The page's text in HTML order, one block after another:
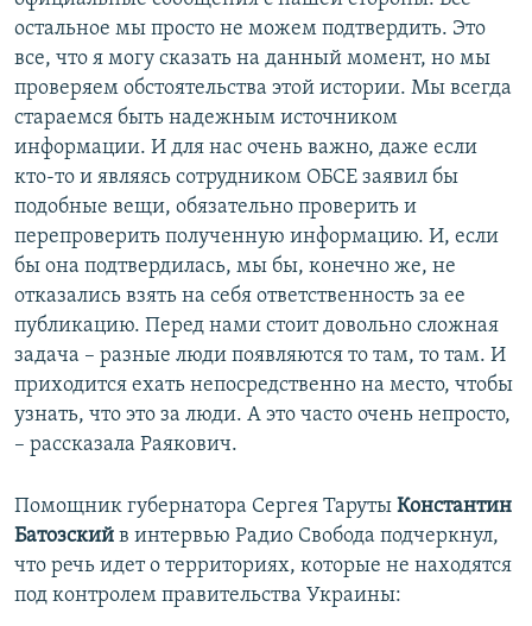
остальное мы просто не можем подтвердить. Это
все, что я могу сказать на данный момент, но мы
проверяем обстоятельства этой истории. Мы всегда
стараемся быть надежным источником
информации. И для нас очень важно, даже если
кто-то и являясь сотрудником ОБСЕ заявил бы
подобные вещи, обязательно проверить и
перепроверить полученную информацию. И, если
бы она подтвердилась, мы бы, конечно же, не
отказались взять на себя ответственность за ее
публикацию. Перед нами стоит довольно сложная
задача – разные люди появляются то там, то там. И
приходится ехать непосредственно на место, чтобы
узнать, что это за люди. А это часто очень непросто,
– рассказала Раякович.
Помощник губернатора Сергея Таруты Константин
Батозский в интервью Радио Свобода подчеркнул,
что речь идет о территориях, которые не находятся
под контролем правительства Украины: